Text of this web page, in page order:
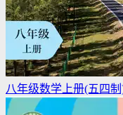
八年级数学上册(五四